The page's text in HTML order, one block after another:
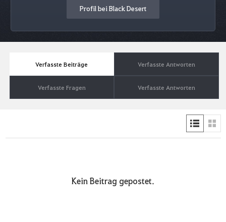
Profil bei Black Desert
Verfasste Beiträge Verfasste Antworten
Verfasste Fragen Verfasste Antworten
Kein Beitrag gepostet.